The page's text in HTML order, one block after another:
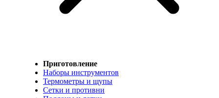
Приготовление
Наборы инструментов
Термометры и щупы
Сетки и противни